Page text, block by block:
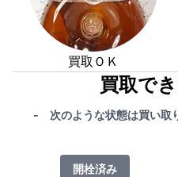
買取ＯＫ
買取で
- 次のような状態は買い取
開栓済み